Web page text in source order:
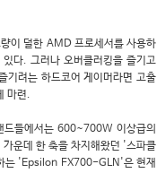
이 덜한 AMD 프로세서를 사용하
다. 그러나 오버클러킹을 즐기고
려는 하드코어 게이머라면 고출
마련.
드들에서는 600~700W 이상급의
운데 한 축을 차지해왔던 '스파클
는 'Epsilon FX700-GLN'은 현재